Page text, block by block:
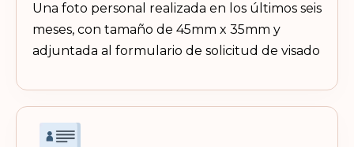
Una foto personal realizada en los últimos seis
meses, con tamaño de 45mm x 35mm y
adjuntada al formulario de solicitud de visado